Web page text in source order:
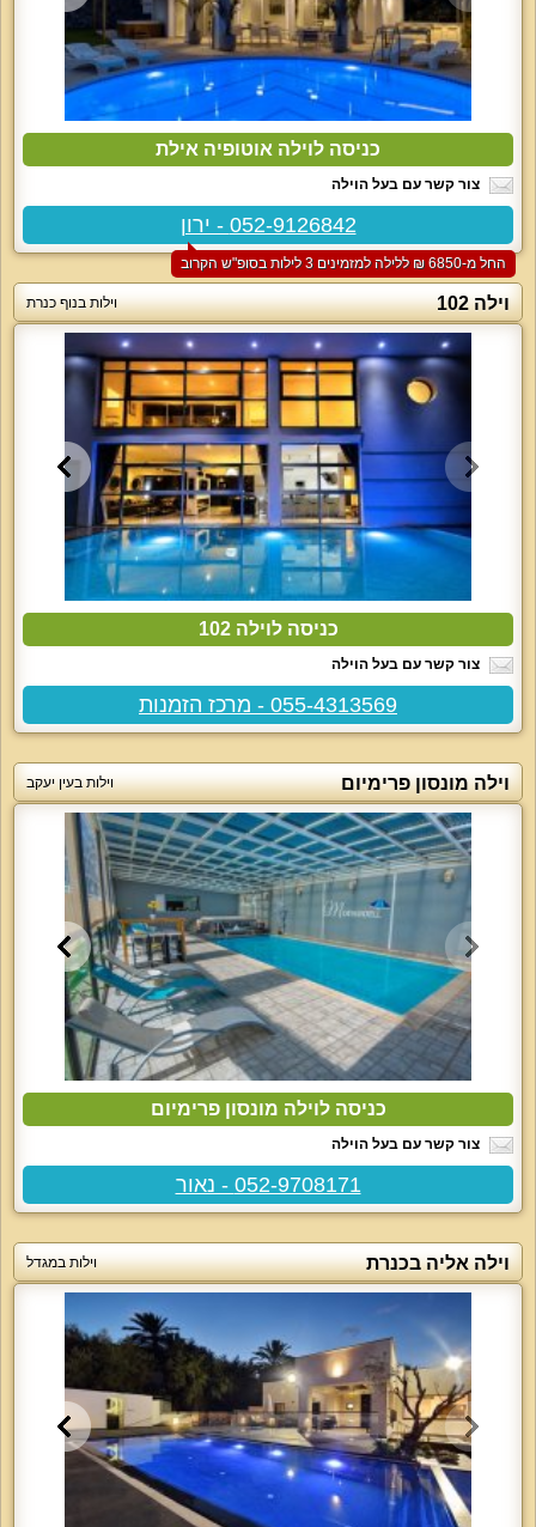
כניסה לוילה אוטופיה אילת
צור קשר עם בעל הוילה
052-9126842 - ירון
החל מ-‏6850 ₪ ללילה למזמינים 3 לילות בסופ"ש הקרוב
וילה 102 וילות בנוף כנרת
כניסה לוילה 102
צור קשר עם בעל הוילה
055-4313569 - מרכז הזמנות
וילה מונסון פרימיום וילות בעין יעקב
כניסה לוילה מונסון פרימיום
צור קשר עם בעל הוילה
052-9708171 - נאור
וילה אליה בכנרת וילות במגדל